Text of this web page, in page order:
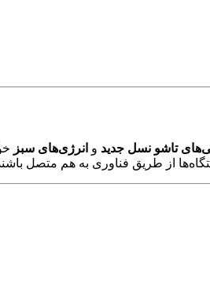
تاشو نسل جدید و انرژی‌های سبز
از طریق فناوری به هم متصل